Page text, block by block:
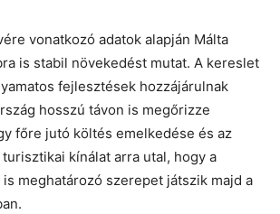
vonatkozó adatok alapján Málta
is stabil növekedést mutat. A kereslet
fejlesztések hozzájárulnak
hosszú távon is megőrizze
főre jutó költés emelkedése és az
kínálat arra utal, hogy a
meghatározó szerepet játszik majd a